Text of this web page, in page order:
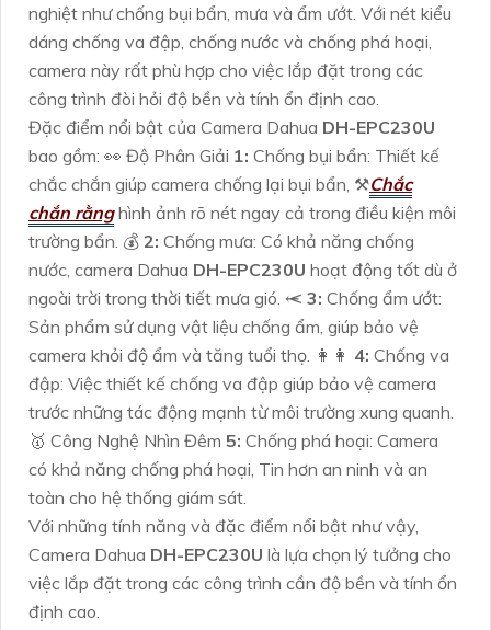
nghiệt như chống bụi bẩn, mưa và ẩm ướt. Với nét kiểu
dáng chống va đập, chống nước và chống phá hoại,
camera này rất phù hợp cho việc lắp đặt trong các
công trình đòi hỏi độ bền và tính ổn định cao.
Đặc điểm nổi bật của Camera Dahua DH-EPC230U
bao gồm: ️👀 Độ Phân Giải 1: Chống bụi bẩn: Thiết kế
chắc chắn giúp camera chống lại bụi bẩn, ⚒Chắc
chắn rằnghình ảnh rõ nét ngay cả trong điều kiện môi
trường bẩn. 💰 2: Chống mưa: Có khả năng chống
nước, camera Dahua DH-EPC230U hoạt động tốt dù ở
ngoài trời trong thời tiết mưa gió. ⥷ 3: Chống ẩm ướt:
Sản phẩm sử dụng vật liệu chống ẩm, giúp bảo vệ
camera khỏi độ ẩm và tăng tuổi thọ. ️👩‍👩 4: Chống va
đập: Việc thiết kế chống va đập giúp bảo vệ camera
trước những tác động mạnh từ môi trường xung quanh.
🥇️ Công Nghệ Nhìn Đêm 5: Chống phá hoại: Camera
có khả năng chống phá hoại, Tin hơn an ninh và an
toàn cho hệ thống giám sát.
Với những tính năng và đặc điểm nổi bật như vậy,
Camera Dahua DH-EPC230U là lựa chọn lý tưởng cho
việc lắp đặt trong các công trình cần độ bền và tính ổn
định cao.